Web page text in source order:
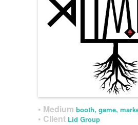
• Medium booth, game,
• Client Lid Group